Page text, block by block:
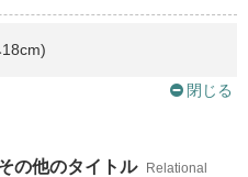
閉じる
の他のタイトル Relational